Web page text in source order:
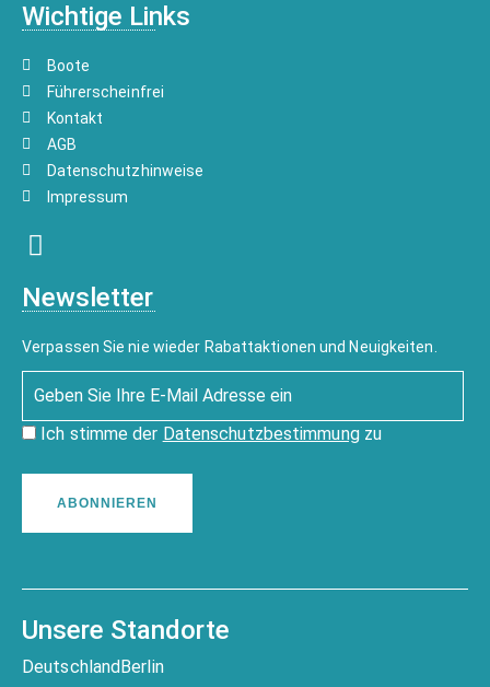
Wichtige Links
Boote
Führerscheinfrei
Kontakt
AGB
Datenschutzhinweise
Impressum
Newsletter
Verpassen Sie nie wieder Rabattaktionen und Neuigkeiten.
Ich stimme der Datenschutzbestimmungzu
ABONNIEREN
Unsere Standorte
DeutschlandBerlin